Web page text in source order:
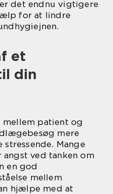
det endnu vigtigere
for at lindre
et
din
patient og
mere
Mange
ved tanken om
en god
mellem
hjælpe med at